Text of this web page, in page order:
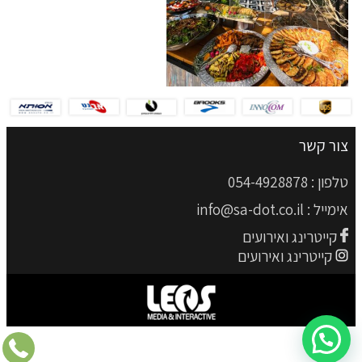
צור קשר
טלפון : 054-4928878
אימייל : info@sa-dot.co.il
קייטרינג ואירועים
קייטרינג ואירועים